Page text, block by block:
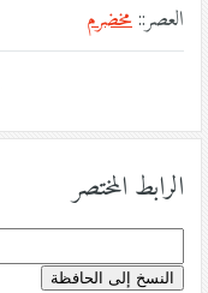
العصر::مخضرم
الرابط المختصر
النسخ إلى الحافظة